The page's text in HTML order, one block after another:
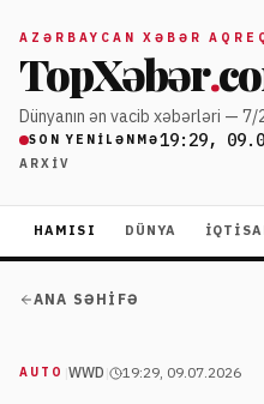
AZƏRBAYCAN XƏBƏR
TopXəbər.
Dünyanın ən vacib xəbərləri — 7/
SON YENILƏNMƏ19:29,
ARXIV
HAMISI DÜNYA
ANA SƏHIFƏ
AUTO WWD 19:29, 09.07.2026